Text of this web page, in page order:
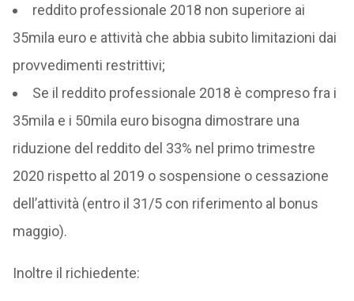
reddito professionale 2018 non superiore ai
35mila euro e attività che abbia subito limitazioni dai
provvedimenti restrittivi;
Se il reddito professionale 2018 è compreso fra i
35mila e i 50mila euro bisogna dimostrare una
riduzione del reddito del 33% nel primo trimestre
2020 rispetto al 2019 o sospensione o cessazione
dell’attività (entro il 31/5 con riferimento al bonus
maggio).
Inoltre il richiedente: